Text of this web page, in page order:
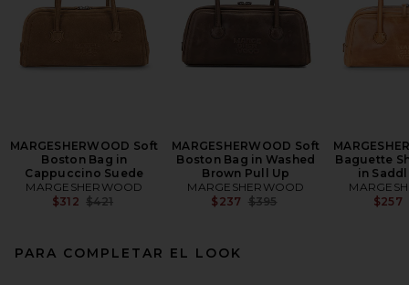
MARGESHERWOOD Soft
Boston Bag in
Cappuccino Suede
MARGESHERWOOD
$312 Previous price:
$421
MARGESHERWOOD Soft
Boston Bag in Washed
Brown Pull Up
MARGESHERWOOD
$237 Previous price:
$395
Baguette
in
$257
PARA COMPLETAR EL LOOK